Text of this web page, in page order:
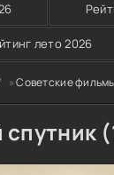
лето 2026
»Советские